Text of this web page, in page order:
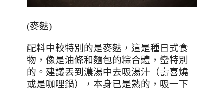
(麥麩)
配料中較特別的是麥麩，這是種日式食
物，像是油條和麵包的粽合體，蠻特別
的。建議丟到濃湯中去吸湯汁（壽喜燒
或是咖哩鍋），本身已是熟的，吸一下